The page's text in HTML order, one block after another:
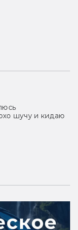
шучу и кидаю